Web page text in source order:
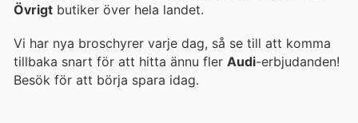
Övrigt butiker över hela landet.
Vi har nya broschyrer varje dag, så se till att komma
tillbaka snart för att hitta ännu fler Audi-erbjudanden!
Besök för att börja spara idag.